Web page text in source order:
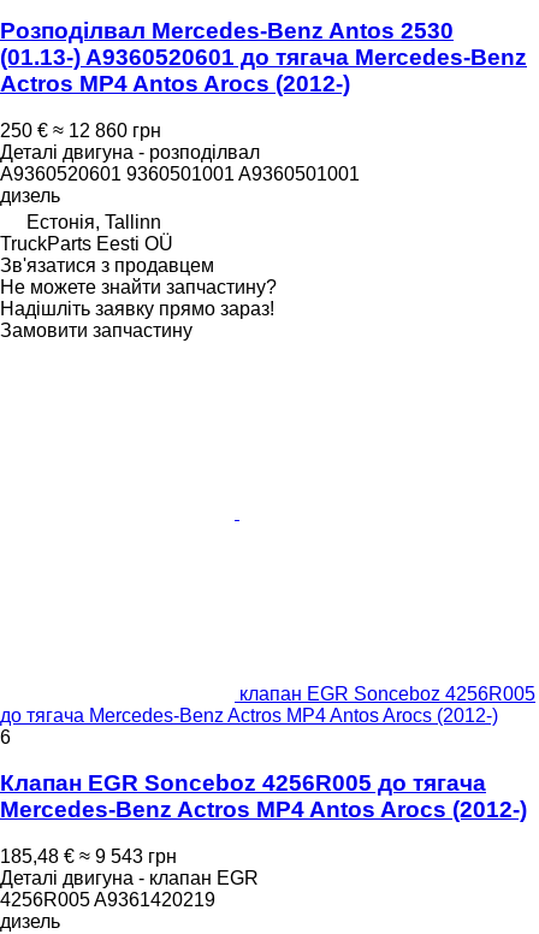
Розподілвал Mercedes-Benz Antos 2530
(01.13-) A9360520601 до тягача Mercedes-Benz
Actros MP4 Antos Arocs (2012-)
250 € ≈ 12 860 грн
Деталі двигуна - розподілвал
A9360520601 9360501001 A9360501001
дизель
Естонія, Tallinn
TruckParts Eesti OÜ
Зв'язатися з продавцем
Не можете знайти запчастину?
Надішліть заявку прямо зараз!
Замовити запчастину
клапан EGR Sonceboz 4256R005
до тягача Mercedes-Benz Actros MP4 Antos Arocs (2012-)
6
Клапан EGR Sonceboz 4256R005 до тягача
Mercedes-Benz Actros MP4 Antos Arocs (2012-)
185,48 € ≈ 9 543 грн
Деталі двигуна - клапан EGR
4256R005 A9361420219
дизель